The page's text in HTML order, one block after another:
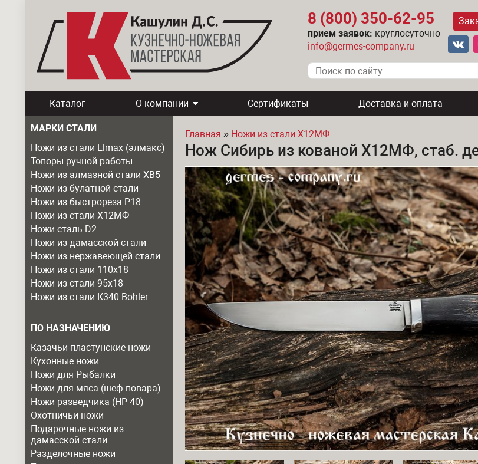
8 (800) 350-62-95
прием заявок: круглосуточно
info@germes-company.ru
Каталог О компании Сертификаты Доставка и оплата
МАРКИ СТАЛИ
Ножи из стали Elmax (элмакс)
Топоры ручной работы
Ножи из алмазной стали ХВ5
Ножи из булатной стали
Ножи из быстрореза Р18
Ножи из стали Х12МФ
Ножи сталь D2
Ножи из дамасской стали
Ножи из нержавеющей стали
Ножи из стали 110х18
Ножи из стали 95х18
Ножи из стали К340 Bohler
ПО НАЗНАЧЕНИЮ
Казачьи пластунские ножи
Кухонные ножи
Ножи для Рыбалки
Ножи для мяса (шеф повара)
Ножи разведчика (НР-40)
Охотничьи ножи
Подарочные ножи из
дамасской стали
Разделочные ножи
Вы здесь
Главная » Ножи из стали Х12МФ
Нож Сибирь из кованой Х12МФ, стаб.